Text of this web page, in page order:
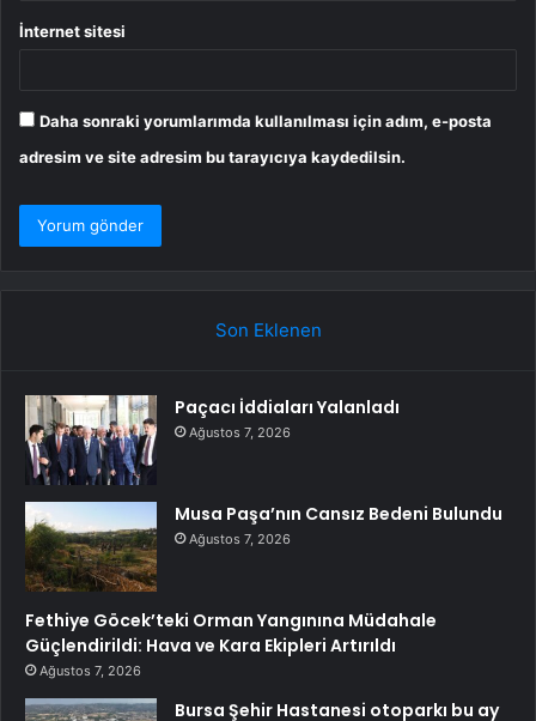
İnternet sitesi
Daha sonraki yorumlarımda kullanılması için adım, e-posta
adresim ve site adresim bu tarayıcıya kaydedilsin.
Son Eklenen
Paçacı İddiaları Yalanladı
Ağustos 7, 2026
Musa Paşa’nın Cansız Bedeni Bulundu
Ağustos 7, 2026
Fethiye Göcek’teki Orman Yangınına Müdahale
Güçlendirildi: Hava ve Kara Ekipleri Artırıldı
Ağustos 7, 2026
Bursa Şehir Hastanesi otoparkı bu ay